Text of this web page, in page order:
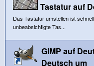
Tastatur auf
Das Tastatur umstellen ist
unbeabsichtigte Tas...
GIMP auf
Deutsch um